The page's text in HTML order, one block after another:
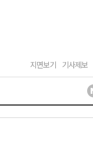
지면보기 기사제보